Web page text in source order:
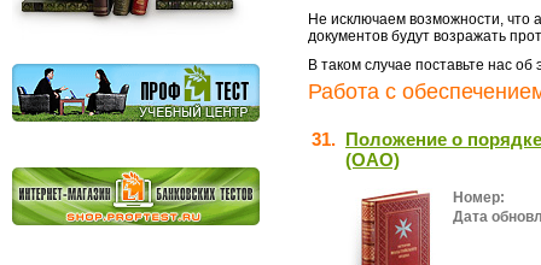
Не исключаем возможности, что
документов будут возражать
В таком случае поставьте нас
Работа с
31. Положение о
(ОАО)
Номер:
Дата